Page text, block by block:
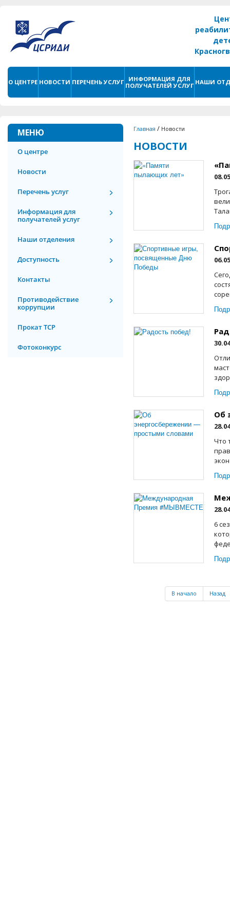
О ЦЕНТРЕ НОВОСТИ ПЕРЕЧЕНЬ УСЛУГ
ИНФОРМАЦИЯ ДЛЯ
ПОЛУЧАТЕЛЕЙ УСЛУГ НАШИ
МЕНЮ
О центре
Новости
Перечень услуг
Информация для
получателей услуг
Наши отделения
Доступность
Контакты
Противодействие
коррупции
Прокат ТСР
Фотоконкурс
Главная / Новости
НОВОСТИ
Об
Что
6
В начало Назад